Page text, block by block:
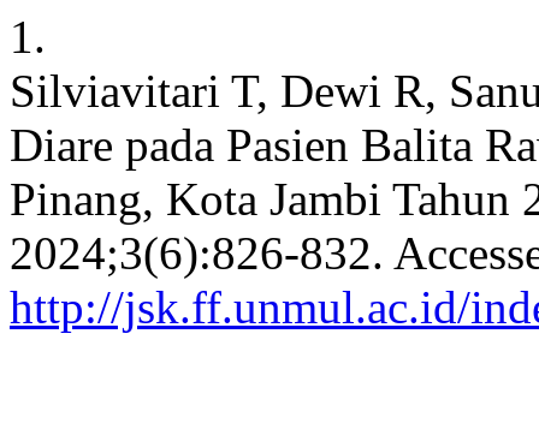
1.
Silviavitari T, Dewi R,
Diare pada Pasien Balita
Pinang, Kota Jambi Tahun
2024;3(6):826-832.
http://jsk.ff.unmul.ac.id/